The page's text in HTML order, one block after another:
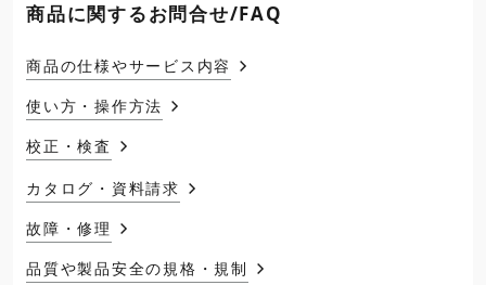
商品に関するお問合せ/FAQ
商品の仕様やサービス内容
使い方・操作方法
校正・検査
カタログ・資料請求
故障・修理
品質や製品安全の規格・規制